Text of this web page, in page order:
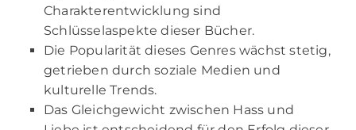
Charakterentwicklung sind
Schlüsselaspekte dieser Bücher.
Die Popularität dieses Genres wächst stetig,
getrieben durch soziale Medien und
kulturelle Trends.
Das Gleichgewicht zwischen Hass und